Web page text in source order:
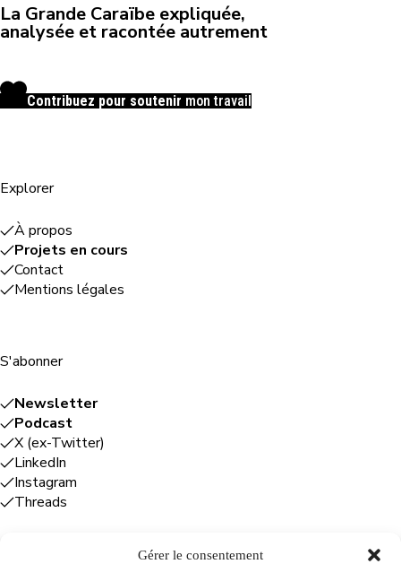
Gérer le consentement
La Grande Caraïbe expliquée,
analysée et racontée autrement
Contribuez pour soutenir mon travail
Explorer
À propos
Projets en cours
Contact
Mentions légales
S'abonner
Newsletter
Podcast
X (ex-Twitter)
LinkedIn
Instagram
Threads